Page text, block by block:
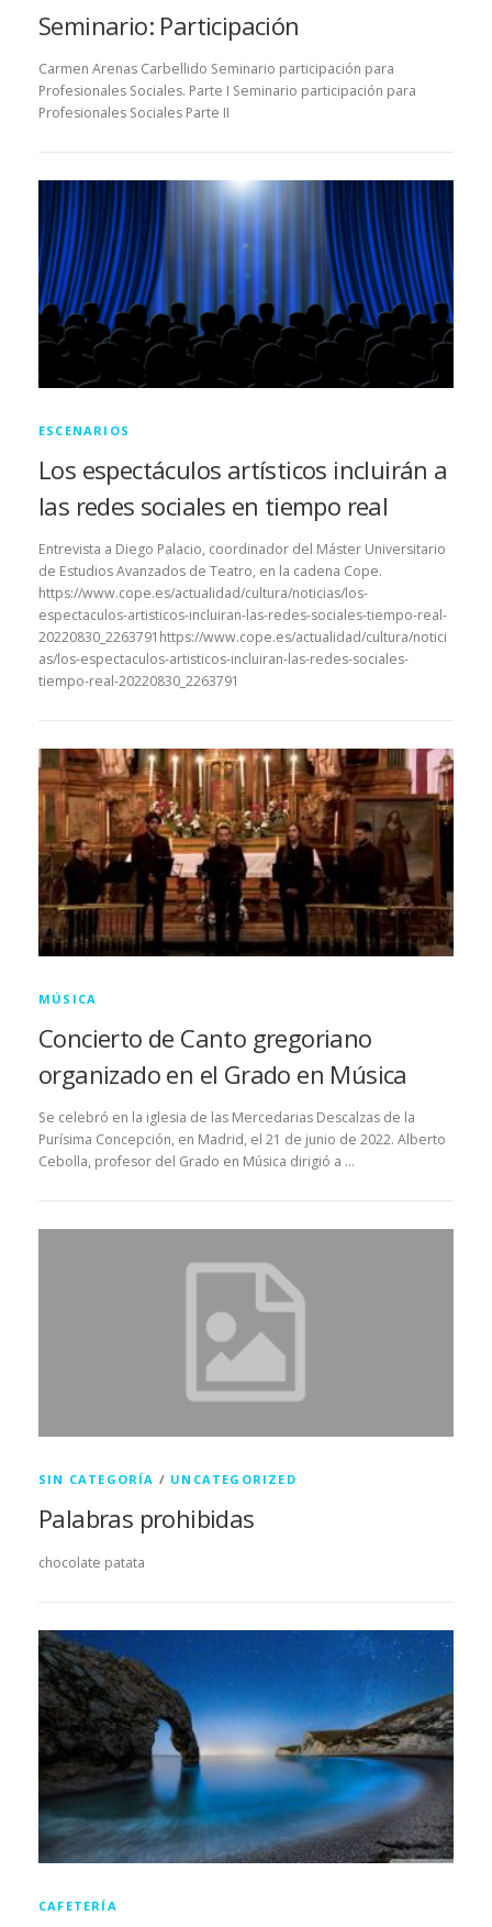
Seminario: Participación
Carmen Arenas Carbellido Seminario participación para
Profesionales Sociales. Parte I Seminario participación para
Profesionales Sociales Parte II
ESCENARIOS
Los espectáculos artísticos incluirán a
las redes sociales en tiempo real
Entrevista a Diego Palacio, coordinador del Máster Universitario
de Estudios Avanzados de Teatro, en la cadena Cope.
https://www.cope.es/actualidad/cultura/noticias/los-
espectaculos-artisticos-incluiran-las-redes-sociales-tiempo-real-
20220830_2263791https://www.cope.es/actualidad/cultura/notici
as/los-espectaculos-artisticos-incluiran-las-redes-sociales-
tiempo-real-20220830_2263791
MÚSICA
Concierto de Canto gregoriano
organizado en el Grado en Música
Se celebró en la iglesia de las Mercedarias Descalzas de la
Purísima Concepción, en Madrid, el 21 de junio de 2022. Alberto
Cebolla, profesor del Grado en Música dirigió a …
SIN CATEGORÍA / UNCATEGORIZED
Palabras prohibidas
chocolate patata
CAFETERÍA